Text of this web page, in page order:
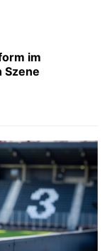
im
Szene